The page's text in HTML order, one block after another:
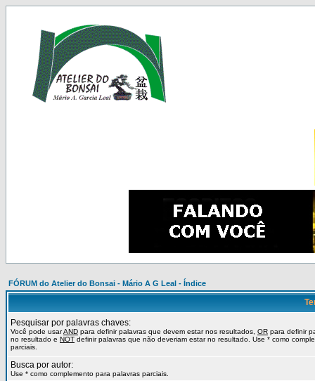
FÓRUM do Atelier do Bonsai - Mário A G Leal - Índice
Pesquisar por palavras chaves:
Você pode usarAND para definir palavras que devem estar nos resultados, OR para definir
no resultado e NOT definir palavras que não deveriam estar no resultado. Use * como
parciais.
Busca por autor:
Use * como complemento para palavras parciais.